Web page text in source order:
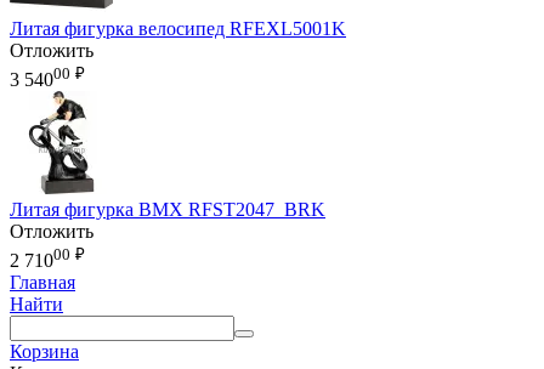
Литая фигурка велосипед RFEXL5001K
Отложить
3 54000 ₽
Литая фигурка BMX RFST2047_BRK
Отложить
2 71000 ₽
Главная
Найти
Корзина